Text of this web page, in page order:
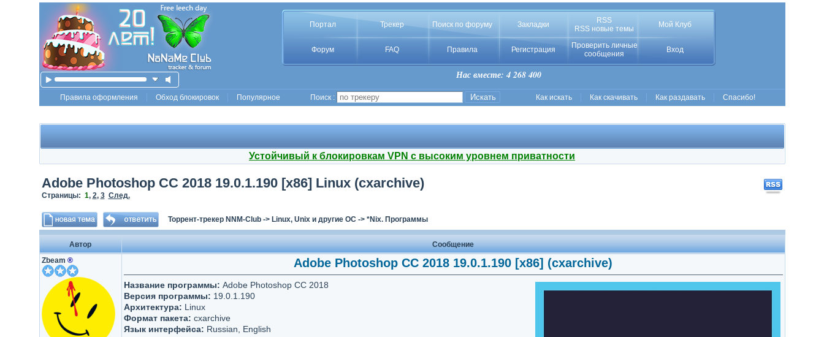
Портал Трекер Поиск по форуму Закладки
RSS
RSS новые темы
Мой Клуб
Форум FAQ Правила Регистрация
Проверить личные
сообщения
Вход
Нас вместе: 4 268 400
Правила оформления Обход блокировок Популярное Поиск : Как искать Как скачивать Как раздавать Спасибо!
Устойчивый к блокировкам VPN с высоким уровнем приватности
Adobe Photoshop CC 2018 19.0.1.190 [x86] Linux (cxarchive)
Страницы: 1, 2, 3 След.
Торрент-трекер NNM-Club-> Linux, Unix и другие ОС-> *Nix. Программы
Автор
Сообщение
Zbeam ® Adobe Photoshop CC 2018 19.0.1.190 [x86] (cxarchive)
Название программы: Adobe Photoshop CC 2018
Версия программы: 19.0.1.190
Архитектура: Linux
Формат пакета: cxarchive
Язык интерфейса: Russian, English